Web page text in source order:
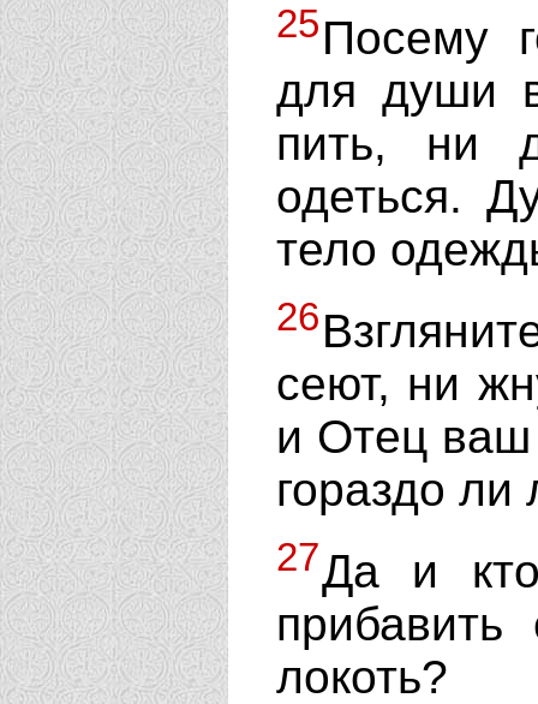
25Посему
для души
пить, ни
одеться.
тело
26
сеют, ни
и Отец
гораздо
27Да и
локоть?